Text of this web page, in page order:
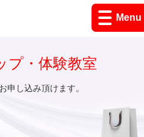
Menu
プ・体験教室
申し込み頂けます。